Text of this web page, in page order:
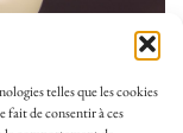
telles que les cookies
fait de consentir à ces
nous sommes allés
étage de la Tour
verre, entre